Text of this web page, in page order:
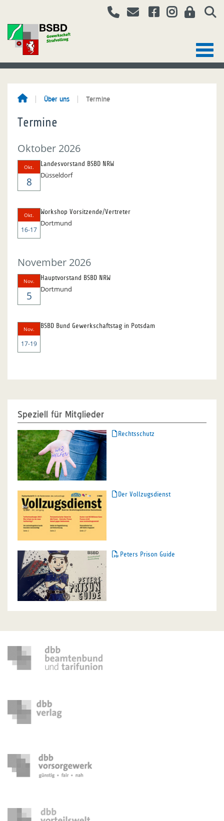
Über uns Termine
Termine
Oktober 2026
Okt.
8
Landesvorstand BSBD NRW
Düsseldorf
Okt.
16-17
Workshop Vorsitzende/Vertreter
Dortmund
November 2026
Nov.
5
Hauptvorstand BSBD NRW
Dortmund
Nov.
17-19
BSBD Bund Gewerkschaftstag in Potsdam
Speziell für Mitglieder
Rechtsschutz
Der Vollzugsdienst
Peters Prison Guide